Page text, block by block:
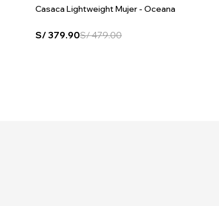
Casaca Lightweight Mujer - Oceana
S/ 379.90S/479.00